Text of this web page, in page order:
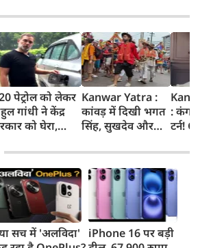
पेट्रोल को लेकर
गांधी ने केंद्र
को घेरा,
की गाड़ियां हो
खराब, BJP ने
खराब
Kanwar Yatra :
कांवड़ में दिखी भगत
सिंह, सुखदेव और
अमरगाथा,
शिवभक्तों ने अनोखे
अंदाज में दी
श्रद्धांजलि
:
टर्न!
'सबसे
कुछ
गटर'
सच में 'अलविदा'
iPhone 16 पर बड़ी